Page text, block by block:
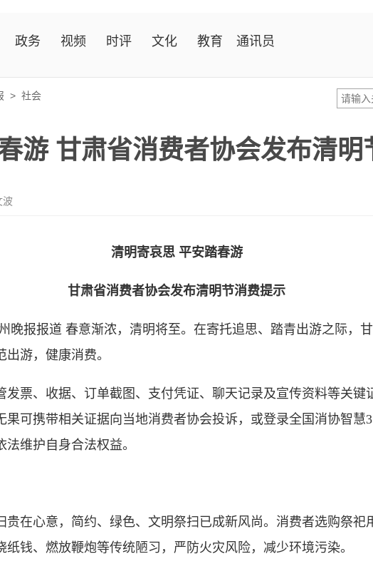
政务 视频 时评 文化 教育 通讯员
> 社会
游 甘肃省消费者协会发布清明
波
清明寄哀思 平安踏春游
甘肃省消费者协会发布清明节消费提示
晚报报道 春意渐浓，清明将至。在寄托追思、踏青出游之际，
游，健康消费。
、收据、订单截图、支付凭证、聊天记录及宣传资料等关键
果可携带相关证据向当地消费者协会投诉，或登录全国消协智慧
法维护自身合法权益。
心意，简约、绿色、文明祭扫已成新风尚。消费者选购祭祀
钱、燃放鞭炮等传统陋习，严防火灾风险，减少环境污染。